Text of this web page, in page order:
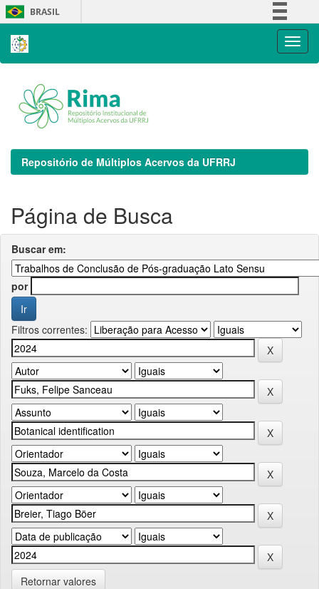
Skip
navigation
BRASIL
Repositório de Múltiplos Acervos da UFRRJ
Página de Busca
Buscar em:
por
Filtros correntes:
Retornar valores